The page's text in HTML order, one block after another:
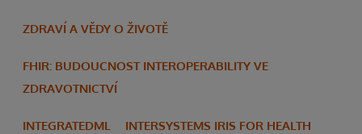
ZDRAVÍ A VĚDY O ŽIVOTĚ
FHIR: BUDOUCNOST INTEROPERABILITY VE
ZDRAVOTNICTVÍ
INTEGRATEDML INTERSYSTEMS IRIS FOR HEALTH